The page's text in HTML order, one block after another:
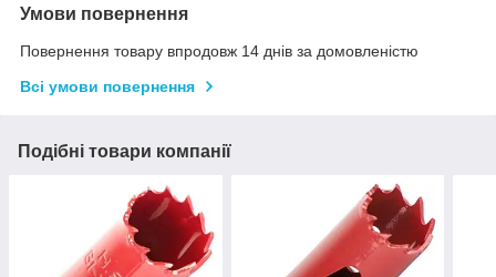
Умови повернення
Повернення товару впродовж 14 днів за домовленістю
Всі умови повернення
Подібні товари компанії